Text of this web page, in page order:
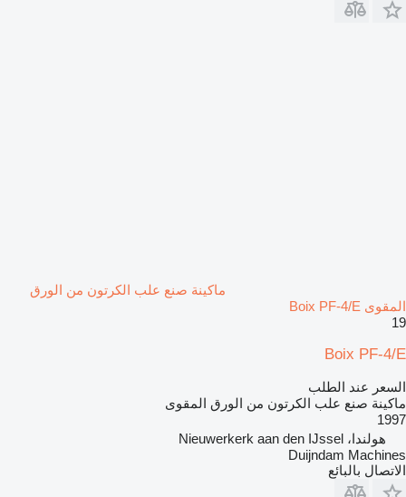
ماكينة صنع علب الكرتون من الورق
المقوى Boix PF-4/E
19
Boix PF-4/E
السعر عند الطلب
ماكينة صنع علب الكرتون من الورق المقوى
1997
هولندا، Nieuwerkerk aan den IJssel
Duijndam Machines
الاتصال بالبائع